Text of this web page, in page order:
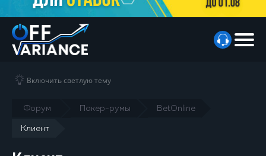
Форум Покер-румы BetOnline
Клиент
Включить светлую тему